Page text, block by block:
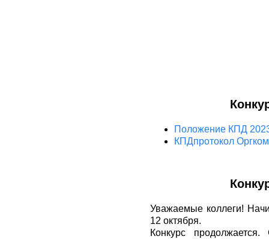
Положение КПД
КПДпротокол
Уважаемые коллеги!
12 октября.
Конкурс